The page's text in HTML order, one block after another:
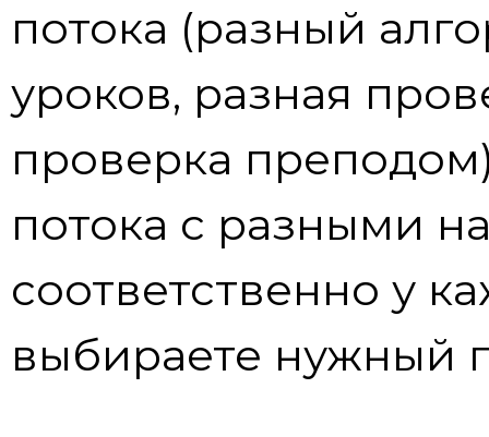
потока (разный
уроков, разная
проверка
потока с разными
соответственно у
выбираете нужный